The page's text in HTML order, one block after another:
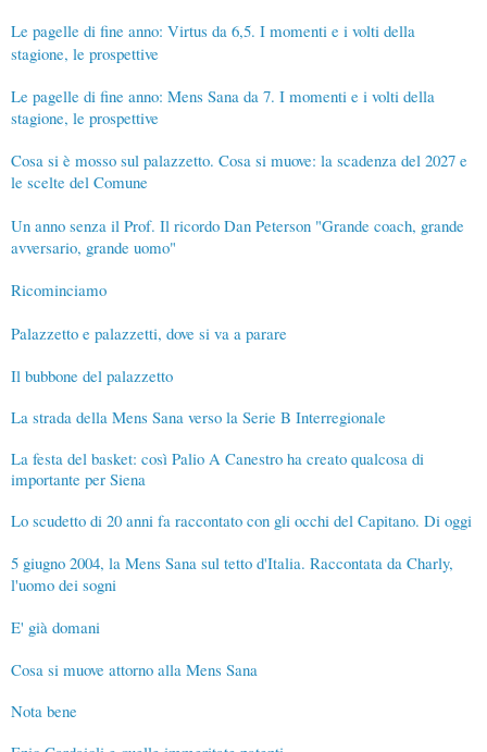
Le pagelle di fine anno: Virtus da 6,5. I momenti e i volti della
stagione, le prospettive
Le pagelle di fine anno: Mens Sana da 7. I momenti e i volti della
stagione, le prospettive
Cosa si è mosso sul palazzetto. Cosa si muove: la scadenza del 2027 e
le scelte del Comune
Un anno senza il Prof. Il ricordo Dan Peterson "Grande coach, grande
avversario, grande uomo"
Ricominciamo
Palazzetto e palazzetti, dove si va a parare
Il bubbone del palazzetto
La strada della Mens Sana verso la Serie B Interregionale
La festa del basket: così Palio A Canestro ha creato qualcosa di
importante per Siena
Lo scudetto di 20 anni fa raccontato con gli occhi del Capitano. Di oggi
5 giugno 2004, la Mens Sana sul tetto d'Italia. Raccontata da Charly,
l'uomo dei sogni
E' già domani
Cosa si muove attorno alla Mens Sana
Nota bene